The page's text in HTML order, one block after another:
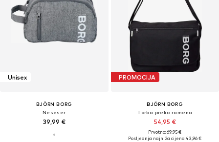
Unisex
BJÖRN BORG
Neseser
39,99 €
PROMOCIJA
BJÖRN BORG
Torba preko ramena
54,95 €
Prvotno: 69,95 €
Posljednja najniža cijena:43,96 €